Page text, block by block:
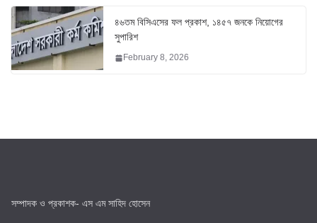
৪৬তম বিসিএসের ফল প্রকাশ, ১৪৫৭ জনকে নিয়োগের
সুপারিশ
February 8, 2026
সম্পাদক ও প্রকাশক- এস এম সাহিদ হোসেন